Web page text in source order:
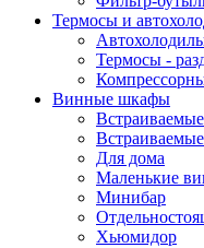
Термосы и
Термосы -
Винные шкафы
Встраиваемые
Для дома
Маленькие
Минибар
Хьюмидор